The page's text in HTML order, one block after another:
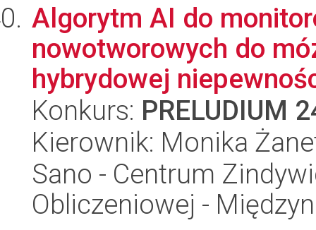
Algorytm AI do
nowotworowych do
hybrydowej
Konkurs: PRELUDIUM
Kierownik: Monika
Sano - Centrum
Obliczeniowej -